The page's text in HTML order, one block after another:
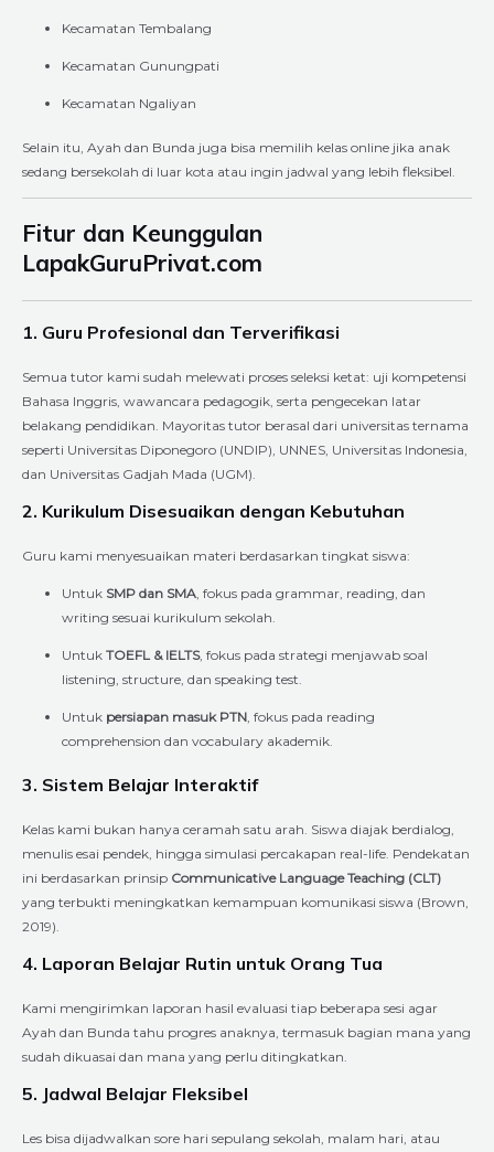
Kecamatan Tembalang
Kecamatan Gunungpati
Kecamatan Ngaliyan
Selain itu, Ayah dan Bunda juga bisa memilih kelas online jika anak
sedang bersekolah di luar kota atau ingin jadwal yang lebih fleksibel.
Fitur dan Keunggulan
LapakGuruPrivat.com
1. Guru Profesional dan Terverifikasi
Semua tutor kami sudah melewati proses seleksi ketat: uji kompetensi
Bahasa Inggris, wawancara pedagogik, serta pengecekan latar
belakang pendidikan. Mayoritas tutor berasal dari universitas ternama
seperti Universitas Diponegoro (UNDIP), UNNES, Universitas Indonesia,
dan Universitas Gadjah Mada (UGM).
2. Kurikulum Disesuaikan dengan Kebutuhan
Guru kami menyesuaikan materi berdasarkan tingkat siswa:
Untuk SMP dan SMA , fokus pada grammar, reading, dan
writing sesuai kurikulum sekolah.
Untuk TOEFL & IELTS, fokus pada strategi menjawab soal
listening, structure, dan speaking test.
Untuk persiapan masuk PTN , fokus pada reading
comprehension dan vocabulary akademik.
3. Sistem Belajar Interaktif
Kelas kami bukan hanya ceramah satu arah. Siswa diajak berdialog,
menulis esai pendek, hingga simulasi percakapan real-life. Pendekatan
ini berdasarkan prinsip Communicative Language Teaching (CLT)
yang terbukti meningkatkan kemampuan komunikasi siswa (Brown,
2019).
4. Laporan Belajar Rutin untuk Orang Tua
Kami mengirimkan laporan hasil evaluasi tiap beberapa sesi agar
Ayah dan Bunda tahu progres anaknya, termasuk bagian mana yang
sudah dikuasai dan mana yang perlu ditingkatkan.
5. Jadwal Belajar Fleksibel
Les bisa dijadwalkan sore hari sepulang sekolah, malam hari, atau